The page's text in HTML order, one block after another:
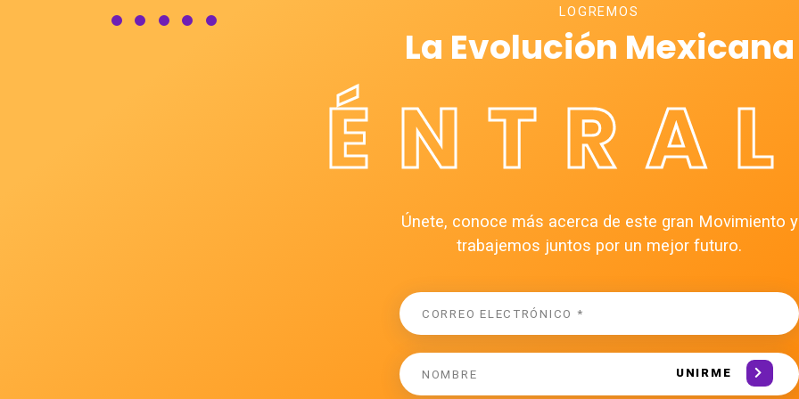
LOGREMOS
La Evolución Mexicana
Únete, conoce más acerca de este gran Movimiento y
trabajemos juntos por un mejor futuro.
UNIRME